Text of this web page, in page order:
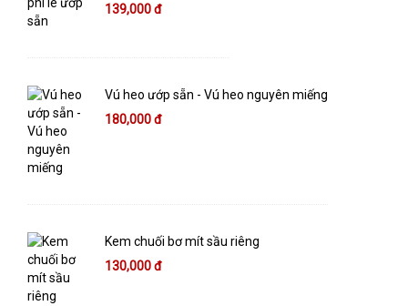
139,000 đ
Vú heo ướp sẵn - Vú heo nguyên miếng
180,000 đ
Kem chuối bơ mít sầu riêng
130,000 đ